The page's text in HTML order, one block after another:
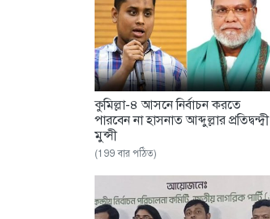
কুমিল্লা-৪ আসনে নির্বাচন করতে
পারবেন না হাসনাত আব্দুল্লার প্রতিদ্বন্দ্বী
মুন্সী
(199 বার পঠিত)